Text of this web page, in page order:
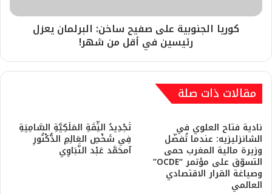
كوريا الجنوبية على صفيح ساخن: البرلمان يعزل
رئيسين في أقل من شهر!
مقالات ذات صلة
نادية فتاح العلوي في
الشانزليزيه: عندما تُفضّل
وزيرة مالية المغرب حمى
التسوّق على مؤتمر “OCDE”
وصياغة القرار الاقتصادي
العالمي
تَجْدِيدُ الثِّقَةِ المَلَكِيَّةِ السَّامِيَةِ
فِي شَخْصِ العَالِمِ الدُّكْتُورِ
آمحَمَّد عَبْد النَّبَاوِي